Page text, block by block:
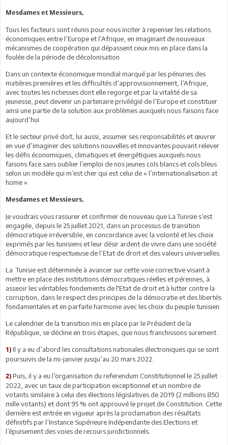
Mesdames et Messieurs,
Tous les facteurs sont réunis pour nous inciter à repenser les relations
économiques entre l’Europe et l’Afrique, en imaginant de nouveaux
mécanismes de coopération qui dépassent ceux mis en place dans la
foulée de la période de décolonisation.
Dans un contexte économique mondial marqué par les pénuries des
matières premières et les difficultés d’approvisionnement, l’Afrique,
avec toutes les richesses dont elle regorge et par la vitalité de sa
jeunesse, peut devenir un partenaire privilégié de l’Europe et constituer
ainsi une partie de la solution aux problèmes auxquels nous faisons face
aujourd’hui.
Et le secteur privé doit, lui aussi, assumer ses responsabilités et œuvrer
en vue d’imaginer des solutions nouvelles et innovantes pouvant relever
les défis économiques, climatiques et énergétiques auxquels nous
faisons face sans oublier l’emploi de nos jeunes cols blancs et cols bleus
selon un modèle qui m’est cher qui est celui de « l’internationalisation at
home ».
Mesdames et Messieurs,
Je voudrais vous rassurer et confirmer de nouveau que La Tunisie s’est
engagée, depuis le 25 juillet 2021, dans un processus de transition
démocratique irréversible, en concordance avec la volonté et les choix
exprimés par les tunisiens et leur désir ardent de vivre dans une société
démocratique respectueuse de l’Etat de droit et des valeurs universelles.
La Tunisie est déterminée à avancer sur cette voie corrective visant à
mettre en place des institutions démocratiques réelles et pérennes, à
asseoir les véritables fondements de l'Etat de droit et à lutter contre la
corruption, dans le respect des principes de la démocratie et des libertés
fondamentales et en parfaite harmonie avec les choix du peuple tunisien.
Le calendrier de la transition mis en place par le Président de la
République, se décline en trois étapes, que nous franchissons surement :
1) Il y a eu d’abord les consultations nationales électroniques qui se sont
poursuivis de la mi-janvier jusqu’au 20 mars 2022.
2) Puis, il y a eu l’organisation du referendum Constitutionnel le 25 juillet
2022, avec un taux de participation exceptionnel et un nombre de
votants similaire à celui des élections législatives de 2019 (2 millions 850
mille votants) et dont 95 % ont approuvé le projet de Constitution. Cette
dernière est entrée en vigueur après la proclamation des résultats
définitifs par l’Instance Supérieure Indépendante des Elections et
l’épuisement des voies de recours juridictionnels.